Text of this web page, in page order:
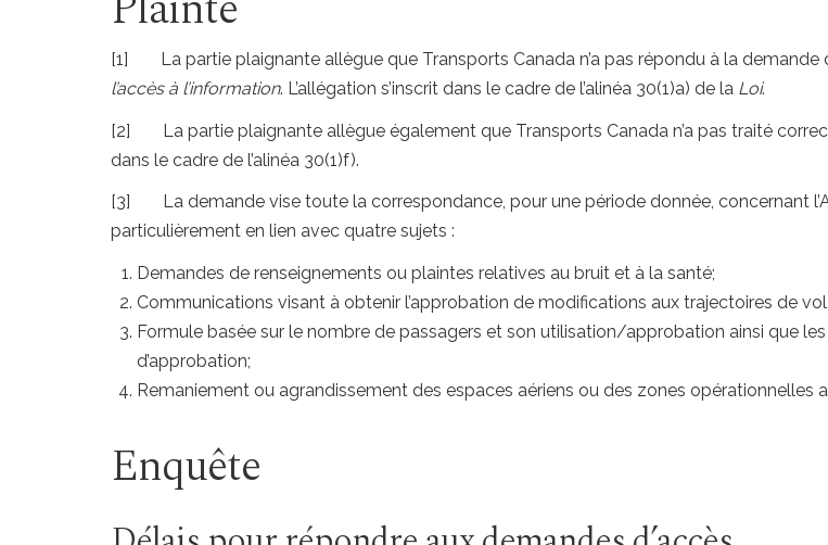
[1] La partie plaignante allègue que Transports Canada n’a pas répondu à la demande
l’accès à l’information. L’allégation s’inscrit dans le cadre de l’alinéa 30(1)a) de la Loi.
[2]
La partie plaignante allègue également que Transports Canada n’a pas traité
dans le cadre de l’alinéa 30(1)f).
[3]
La demande vise toute la correspondance, pour une période donnée, concernant
particulièrement en lien avec quatre sujets :
Demandes de renseignements ou plaintes relatives au bruit et à la santé;
Communications visant à obtenir l’approbation de modifications aux trajectoires de
Formule basée sur le nombre de passagers et son utilisation/approbation ainsi que
d’approbation;
Remaniement ou agrandissement des espaces aériens ou des zones opérationnelles
Enquête